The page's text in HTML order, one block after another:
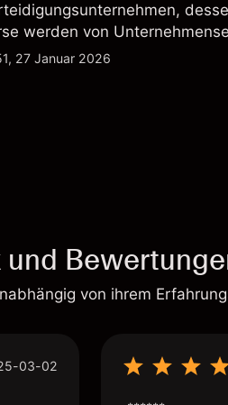
werden von
und den
27 Januar 2026
von ihrem
03-02